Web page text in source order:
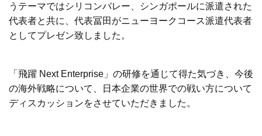
うテーマではシリコンバレー、シンガポールに派遣された
代表者と共に、代表冨田がニューヨークコース派遣代表者
としてプレゼン致しました。
「飛躍 Next Enterprise」の研修を通じて得た気づき、今後
の海外戦略について、日本企業の世界での戦い方について
ディスカッションをさせていただきました。